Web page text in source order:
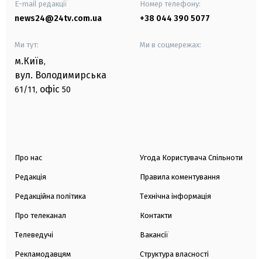
E-mail редакції
news24@24tv.com.ua
Номер телефону:
+38 044 390 5077
Ми тут:
м.Київ,
вул. Володимирська
61/11, офіс 50
Ми в соцмережах:
Про нас
Редакція
Редакційна політика
Про телеканал
Телеведучі
Рекламодавцям
Угода Користувача Спільноти
Правила коментування
Технічна інформація
Контакти
Вакансії
Структура власності